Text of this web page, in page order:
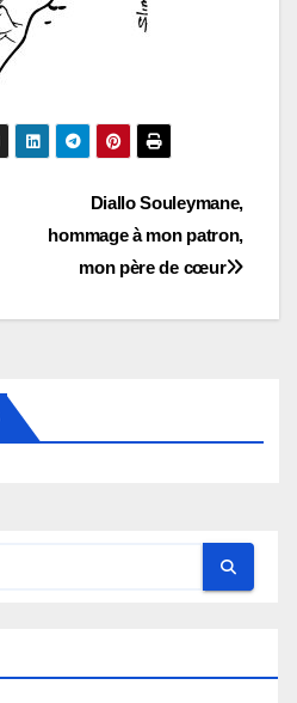
Diallo Souleymane,
hommage à mon patron,
mon père de cœur